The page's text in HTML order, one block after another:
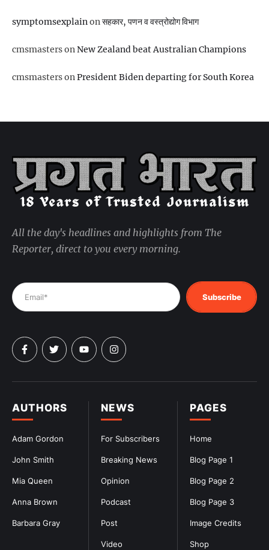
symptomsexplainonसहकार, पणन व वस्‍त्रोद्योग विभाग
cmsmastersonNew Zealand beat Australian Champions
cmsmastersonPresident Biden departing for South Korea
PAGES
Home
Blog Page 1
Blog Page 2
Blog Page 3
Image Credits
Shop
NEWS
For Subscribers
Breaking News
Opinion
Podcast
Post
Video
AUTHORS
Adam Gordon
John Smith
Mia Queen
Anna Brown
Barbara Gray
All the day's headlines and highlights from The
Reporter, direct to you every morning.
Subscribe